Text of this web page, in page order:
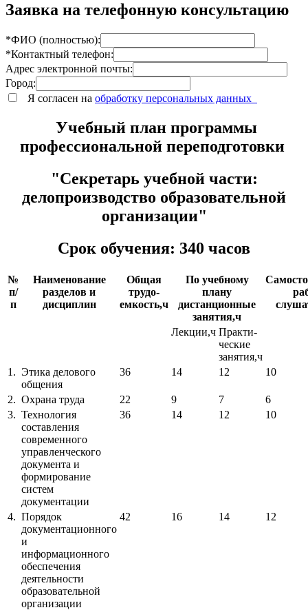
Заявка на телефонную консультацию
*ФИО (полностью):
*Контактный телефон:
Адрес электронной почты:
Город:
Я согласен на обработку персональных данных
Учебный план программы
профессиональной переподготовки
"Секретарь учебной части:
делопроизводство образовательной
организации"
Срок обучения: 340 часов
№
п/
п
Наименование
разделов и
дисциплин
Общая
трудо-
емкость,ч
По учебному
плану
дистанционные
занятия,ч
Лекции,ч Практи-
ческие
занятия,ч
1. Этика делового
общения
36 14 12 10
2. Охрана труда 22 9 7
6
3. Технология
составления
современного
управленческого
документа и
формирование
систем
документации
36 14 12 10
4. Порядок
документационного
и
информационного
обеспечения
деятельности
образовательной
организации
42 16 14 12